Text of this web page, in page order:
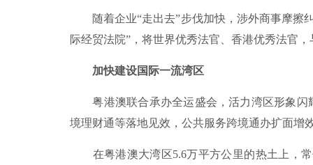
随着企业“走出去”步伐加快，涉外商事摩擦纠
际经贸法院”，将世界优秀法官、香港优秀法官
加快建设国际一流湾区
粤港澳联合承办全运盛会，活力湾区形象闪耀
境理财通等落地见效，公共服务跨境通办扩面
在粤港澳大湾区5.6万平方公里的热土上，常